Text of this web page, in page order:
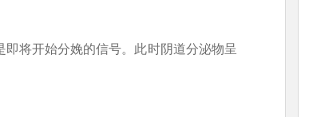
将开始分娩的信号。此时阴道分泌物呈